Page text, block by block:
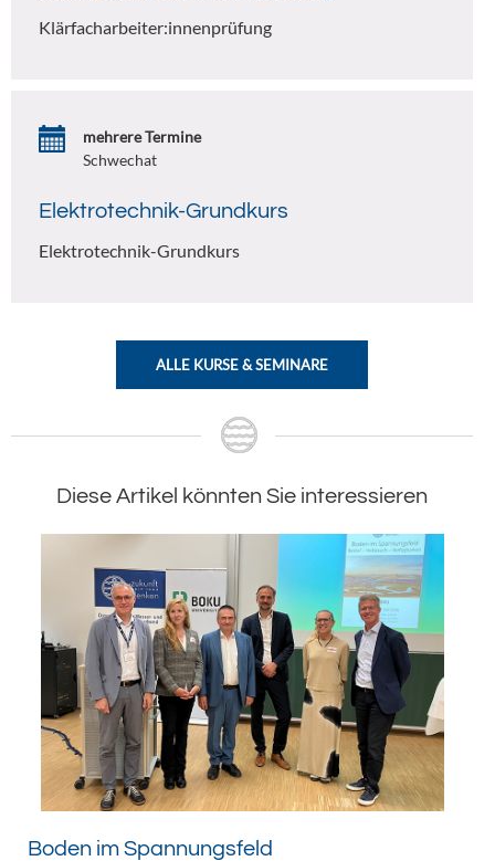
Klärfacharbeiter:innenprüfung
mehrere Termine
Schwechat
Elektrotechnik-Grundkurs
Elektrotechnik-Grundkurs
ALLE KURSE & SEMINARE
Diese Artikel könnten Sie interessieren
Boden im Spannungsfeld